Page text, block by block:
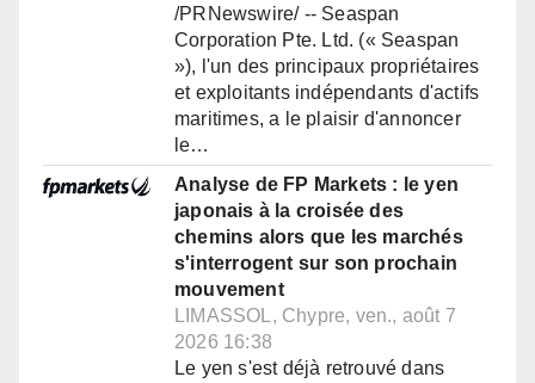
/PRNewswire/ -- Seaspan
Corporation Pte. Ltd. (« Seaspan
»), l'un des principaux propriétaires
et exploitants indépendants d'actifs
maritimes, a le plaisir d'annoncer
le…
Analyse de FP Markets : le yen
japonais à la croisée des
chemins alors que les marchés
s'interrogent sur son prochain
mouvement
LIMASSOL, Chypre, ven., août 7
2026 16:38
Le yen s'est déjà retrouvé dans